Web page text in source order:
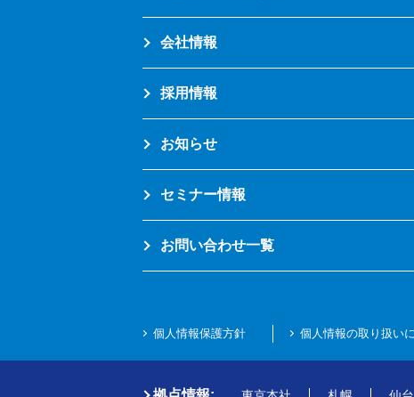
会社情報
採用情報
お知らせ
セミナー情報
お問い合わせ一覧
個人情報保護方針 個人情報の取り扱い